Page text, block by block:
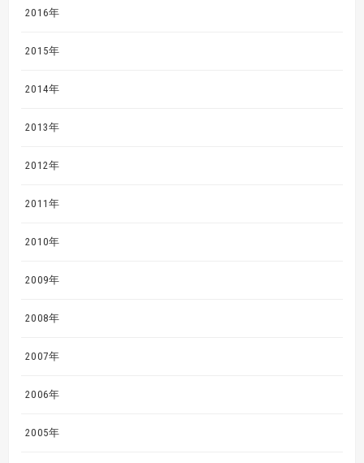
2016年
2015年
2014年
2013年
2012年
2011年
2010年
2009年
2008年
2007年
2006年
2005年